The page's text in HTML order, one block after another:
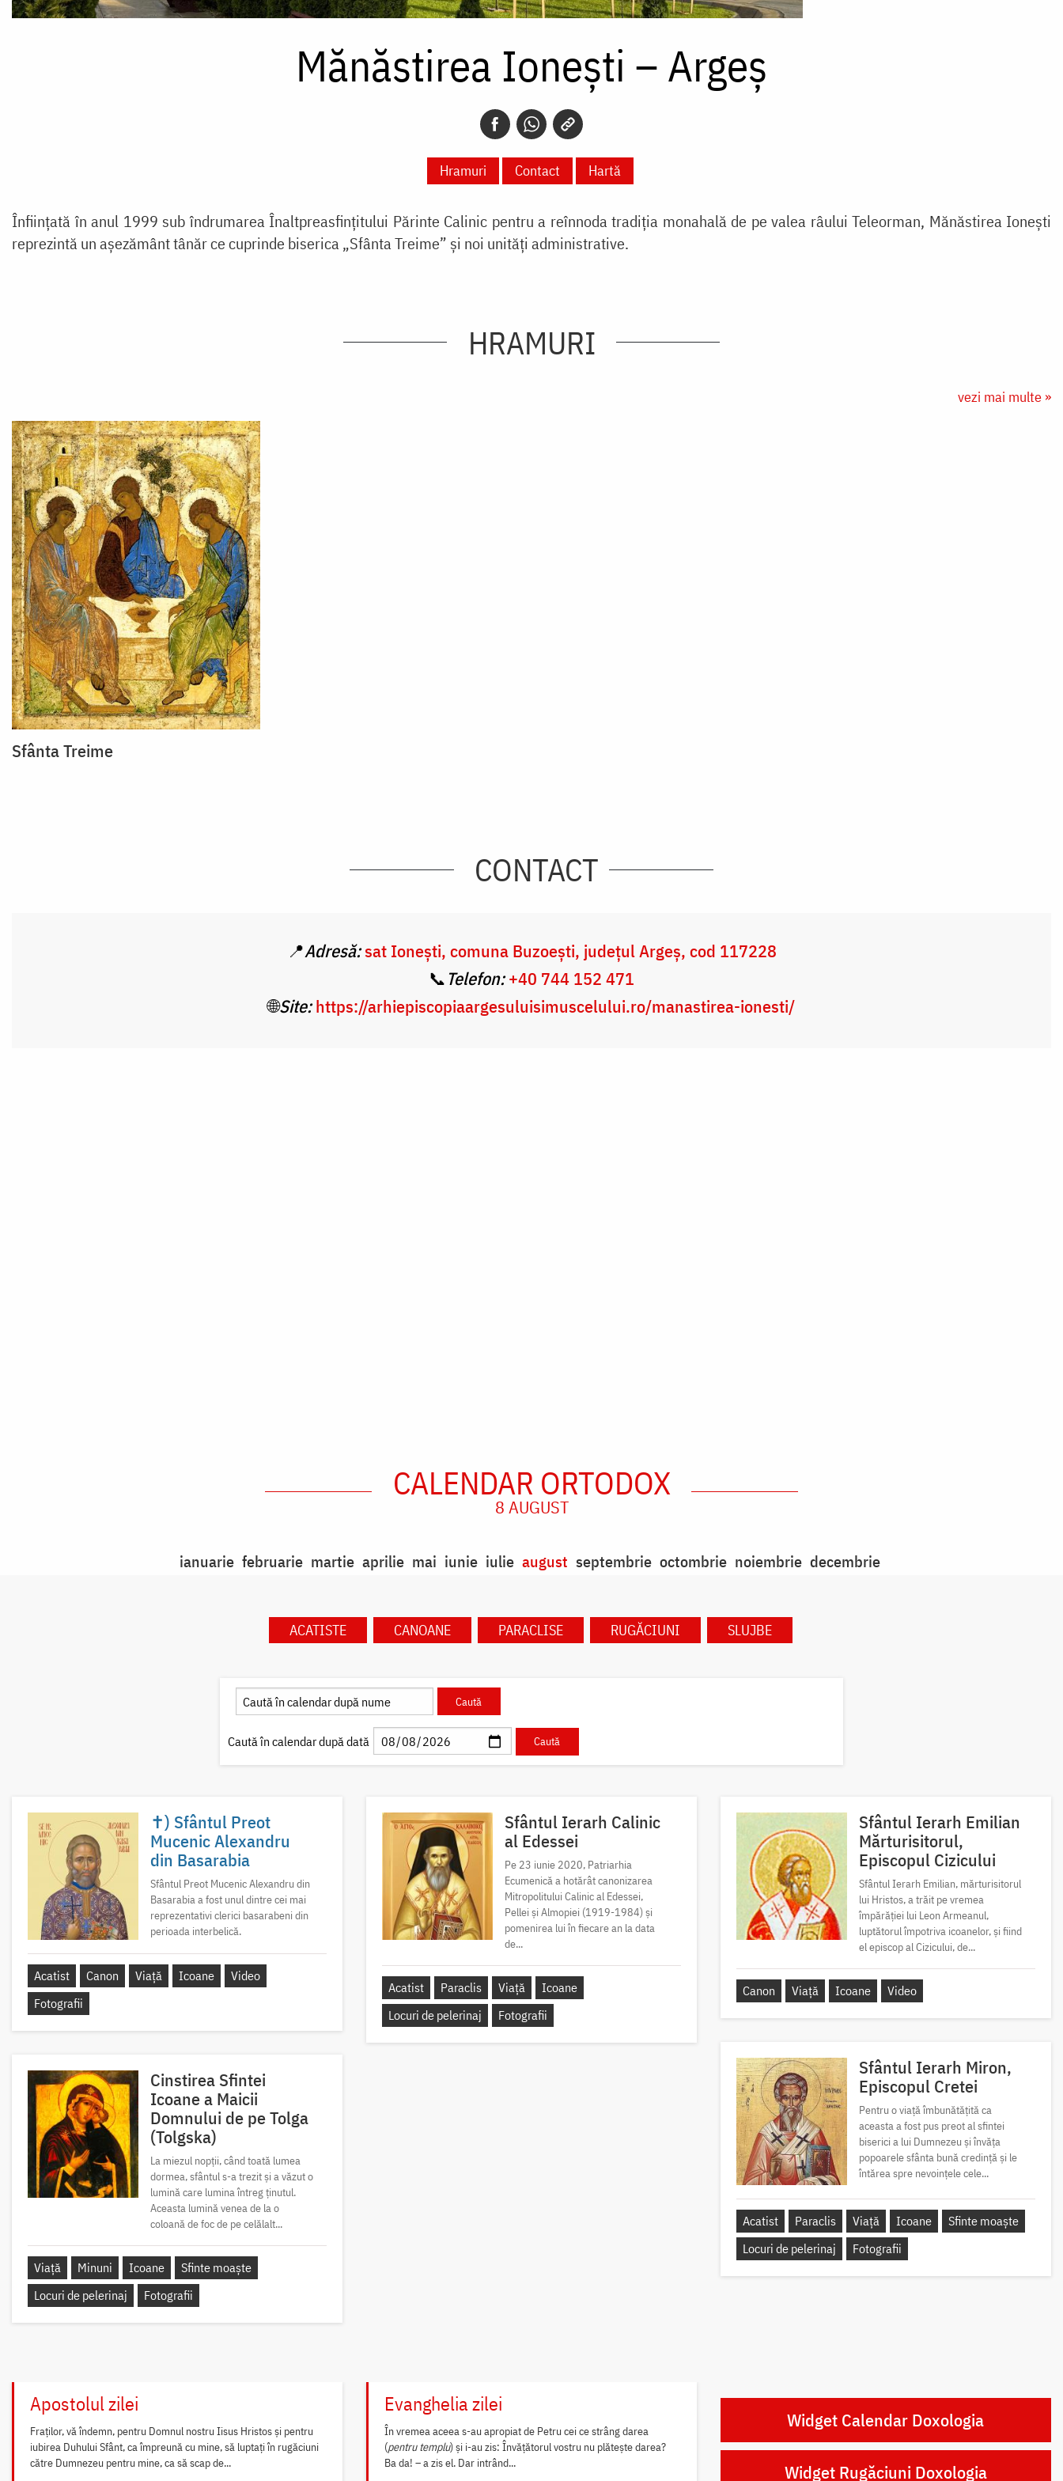
Mănăstirea Ionești – Argeș
Hramuri Contact Hartă
Înființată în anul 1999 sub îndrumarea Înaltpreasfințitului Părinte Calinic pentru a reînnoda tradiția monahală de pe valea râului Teleorman, Mănăstirea Ionești
reprezintă un așezământ tânăr ce cuprinde biserica „Sfânta Treime” și noi unități administrative.
HRAMURI
vezi mai multe »
Sfânta Treime
CONTACT
📍Adresă: sat Ionești, comuna Buzoești, județul Argeș, cod 117228
📞 Telefon: +40 744 152 471
🌐Site: https://arhiepiscopiaargesuluisimuscelului.ro/manastirea-ionesti/
CALENDAR ORTODOX
8 AUGUST
ianuarie februarie martie aprilie mai iunie iulie august septembrie octombrie noiembrie decembrie
ACATISTE CANOANE PARACLISE RUGĂCIUNI SLUJBE
Caută în calendar după dată
✝) Sfântul Preot
Mucenic Alexandru
din Basarabia
Sfântul Preot Mucenic Alexandru din
Basarabia a fost unul dintre cei mai
reprezentativi clerici basarabeni din
perioada interbelică.
Acatist Canon Viață Icoane
Video
Fotografii
Sfântul Ierarh Calinic
al Edessei
Pe 23 iunie 2020, Patriarhia
Ecumenică a hotărât canonizarea
Mitropolitului Calinic al Edessei,
Pellei și Almopiei (1919-1984) și
pomenirea lui în fiecare an la data
de...
Acatist Paraclis Viață
Icoane
Locuri de pelerinaj
Fotografii
Sfântul Ierarh Emilian
Mărturisitorul,
Episcopul Cizicului
Sfântul Ierarh Emilian, mărturisitorul
lui Hristos, a trăit pe vremea
împărăției lui Leon Armeanul,
luptătorul împotriva icoanelor, și fiind
el episcop al Cizicului, de...
Canon Viață Icoane Video
Sfântul Ierarh Miron,
Episcopul Cretei
Pentru o viață îmbunătățită ca
aceasta a fost pus preot al sfintei
biserici a lui Dumnezeu și învăța
popoarele sfânta bună credință și le
întărea spre nevoințele cele...
Acatist Paraclis Viață Icoane
Sfinte moaște
Locuri de pelerinaj
Fotografii
Cinstirea Sfintei
Icoane a Maicii
Domnului de pe Tolga
(Tolgska)
La miezul nopții, când toată lumea
dormea, sfântul s-a trezit și a văzut o
lumină care lumina întreg ținutul.
Aceasta lumină venea de la o
coloană de foc de pe celălalt...
Viață Minuni Icoane
Sfinte moaște
Locuri de pelerinaj
Fotografii
Apostolul zilei
Fraților, vă îndemn, pentru Domnul nostru Iisus Hristos și pentru
iubirea Duhului Sfânt, ca împreună cu mine, să luptați în rugăciuni
către Dumnezeu pentru mine, ca să scap de...
Evanghelia zilei
În vremea aceea s-au apropiat de Petru cei ce strâng darea
(pentru templu) și i-au zis: Învățătorul vostru nu plătește darea?
Ba da! – a zis el. Dar intrând...
Widget Calendar Doxologia
Widget Rugăciuni Doxologia